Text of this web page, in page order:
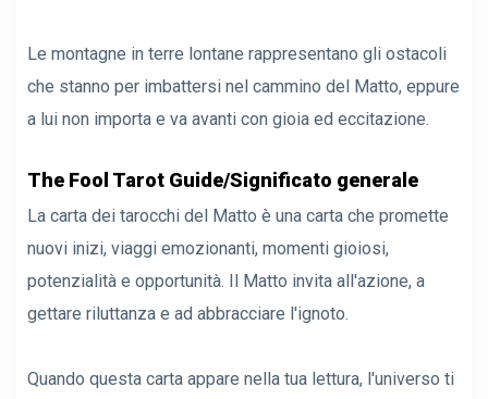
Le montagne in terre lontane rappresentano gli ostacoli
che stanno per imbattersi nel cammino del Matto, eppure
a lui non importa e va avanti con gioia ed eccitazione.
The Fool Tarot Guide/Significato generale
La carta dei tarocchi del Matto è una carta che promette
nuovi inizi, viaggi emozionanti, momenti gioiosi,
potenzialità e opportunità. Il Matto invita all'azione, a
gettare riluttanza e ad abbracciare l'ignoto.
Quando questa carta appare nella tua lettura, l'universo ti